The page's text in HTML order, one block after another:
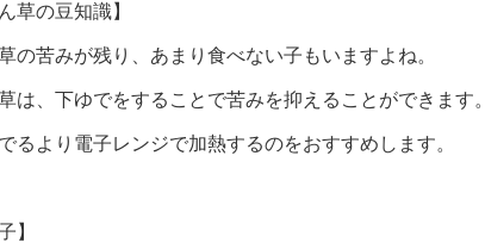
草の豆知識】
の苦みが残り、あまり食べない子もいますよね。
は、下ゆでをすることで苦みを抑えることができます。
るより電子レンジで加熱するのをおすすめします。
】